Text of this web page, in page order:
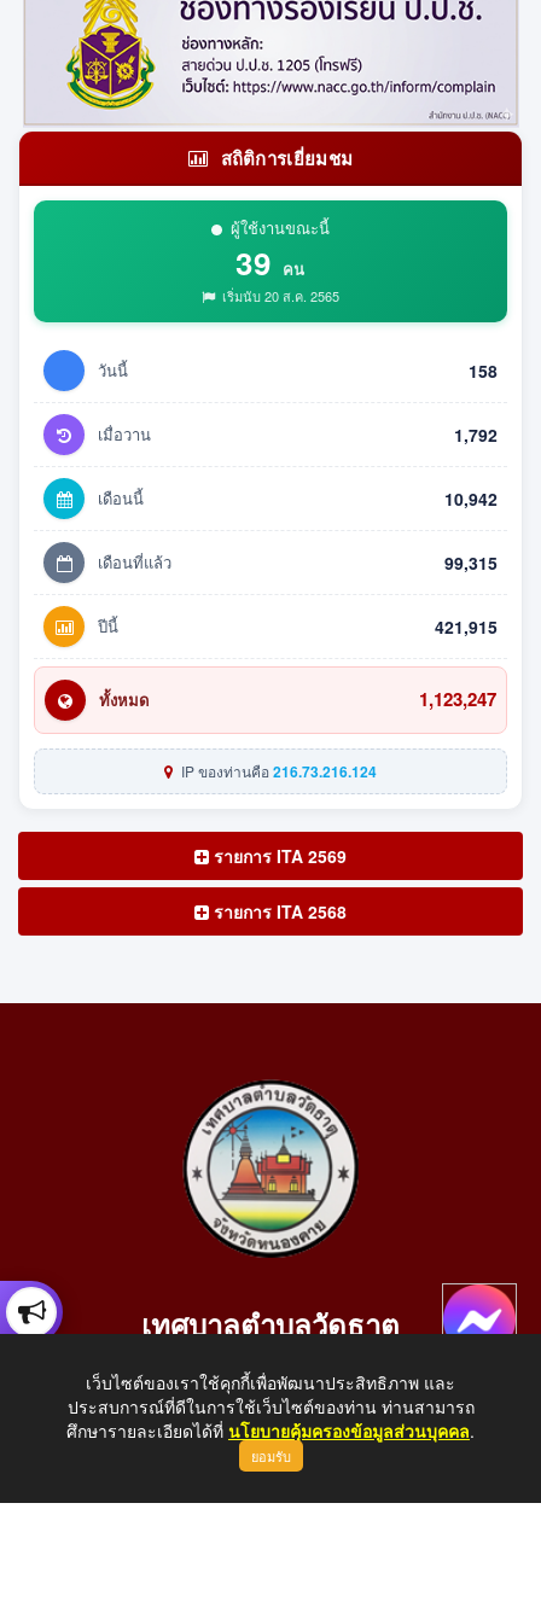
สถิติการเยี่ยมชม
ผู้ใช้งานขณะนี้
39 คน
เริ่มนับ 20 ส.ค. 2565
วันนี้ 158
เมื่อวาน 1,792
เดือนนี้ 10,942
เดือนที่แล้ว 99,315
ปีนี้ 421,915
ทั้งหมด 1,123,247
IP ของท่านคือ216.73.216.124
รายการ ITA 2569
รายการ ITA 2568
เทศบาลตำบลวัดธาตุ
อ.เมือง จ.หนองคาย 43000
โทรศัพท์: 042-414758 โทรสาร: 042-414759
E-Mail: saraban_05430110@dla.go.th
เว็บไซต์ของเราใช้คุกกี้เพื่อพัฒนาประสิทธิภาพ และ
ประสบการณ์ที่ดีในการใช้เว็บไซต์ของท่าน ท่านสามารถ
ศึกษารายละเอียดได้ที่ นโยบายคุ้มครองข้อมูลส่วนบุคคล.
ยอมรับ